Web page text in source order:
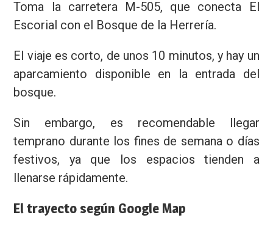
Toma la carretera M-505, que conecta El
Escorial con el Bosque de la Herrería.
El viaje es corto, de unos 10 minutos, y hay un
aparcamiento disponible en la entrada del
bosque.
Sin embargo, es recomendable llegar
temprano durante los fines de semana o días
festivos, ya que los espacios tienden a
llenarse rápidamente.
El trayecto según Google Map